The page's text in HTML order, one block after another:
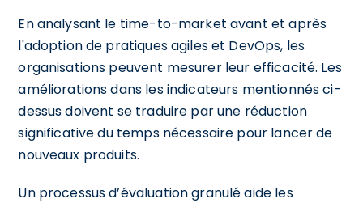
En analysant le time-to-market avant et après
l'adoption de pratiques agiles et DevOps, les
organisations peuvent mesurer leur efficacité. Les
améliorations dans les indicateurs mentionnés ci-
dessus doivent se traduire par une réduction
significative du temps nécessaire pour lancer de
nouveaux produits.
Un processus d’évaluation granulé aide les